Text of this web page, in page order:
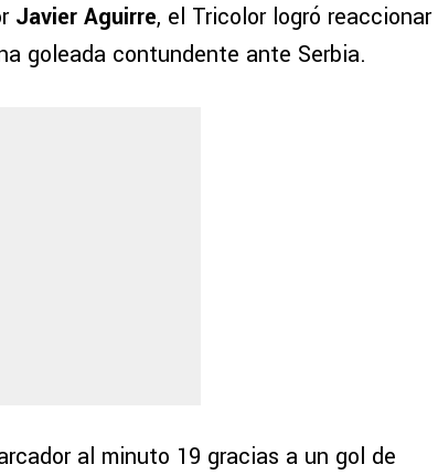
Javier Aguirre, el Tricolor logró reaccionar
goleada contundente ante Serbia.
al minuto 19 gracias a un gol de